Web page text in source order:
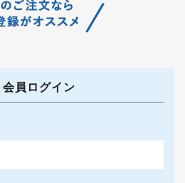
会員ログイン